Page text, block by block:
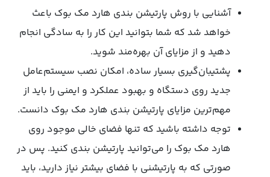
آشنایی با روش پارتیشن بندی هارد مک بوک باعث
خواهد شد که شما بتوانید این کار را به سادگی انجام
دهید و از مزایای آن بهره‌مند شوید.
پشتیبان‌گیری بسیار ساده، امکان نصب سیستم‌عامل
جدید روی دستگاه و بهبود عملکرد و ایمنی را باید از
مهم‌ترین مزایای پارتیشن بندی هارد مک بوک دانست.
توجه داشته باشید که تنها فضای خالی موجود روی
هارد مک بوک را می‌توانید پارتیشن بندی کنید. پس در
صورتی که به پارتیشنی با فضای بیشتر نیاز دارید، باید